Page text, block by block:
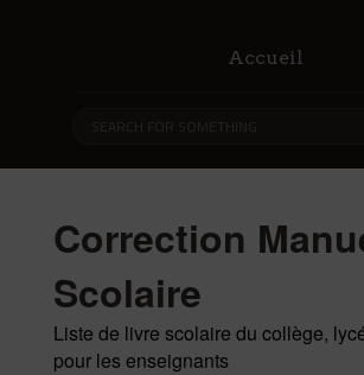
Accueil
Correction
Scolaire
Liste de livre scolaire du collège,
pour les enseignants